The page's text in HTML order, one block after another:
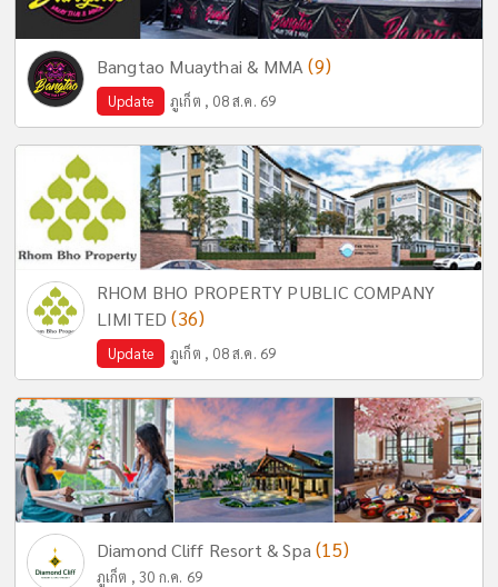
Bangtao Muaythai & MMA(9)
Update ภูเก็ต , 08 ส.ค. 69
RHOM BHO PROPERTY PUBLIC COMPANY
LIMITED(36)
Update ภูเก็ต , 08 ส.ค. 69
Diamond Cliff Resort & Spa(15)
ภูเก็ต , 30 ก.ค. 69